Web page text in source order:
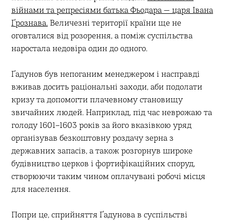
війнами та репресіями батька Фьодара — царя Івана
Ґрознава. Величезні території країни ще не
оговталися від розорення, а поміж суспільства
наростала недовіра один до одного.
Ґадунов був непоганим менеджером і насправді
вживав досить раціональні заходи, аби подолати
кризу та допомогти плачевному становищу
звичайних людей. Наприклад, під час неврожаю та
голоду 1601–1603 років за його вказівкою уряд
організував безкоштовну роздачу зерна з
державних запасів, а також розгорнув широке
будівництво церков і фортифікаційних споруд,
створюючи таким чином оплачувані робочі місця
для населення.
Попри це, сприйняття Ґадунова в суспільстві